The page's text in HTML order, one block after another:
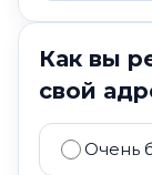
Как вы
свой
Очень